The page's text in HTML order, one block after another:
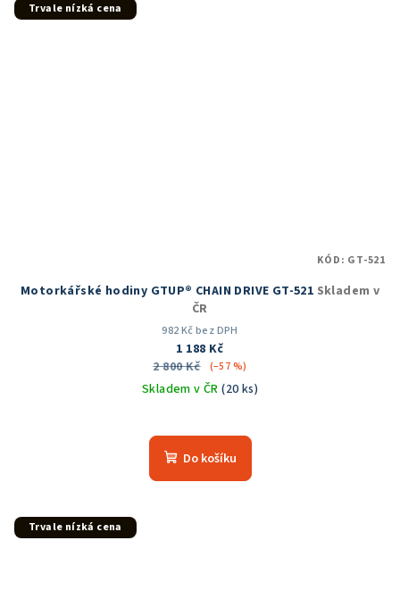
Trvale nízká cena
Motorkářské hodiny GTUP® CHAIN DRIVE GT-521 Skladem v
ČR
982 Kč bez DPH
1 188 Kč
2 800 Kč
(–57 %)
Skladem v ČR(20 ks)
hodnocení
produktu
Do košíku
KÓD: GT-521
Trvale nízká cena